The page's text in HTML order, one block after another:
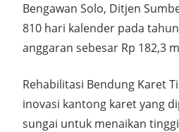
Bengawan Solo, Ditjen
810 hari kalender pada
anggaran sebesar Rp 182,3
Rehabilitasi Bendung Karet
inovasi kantong karet yang
sungai untuk menaikan